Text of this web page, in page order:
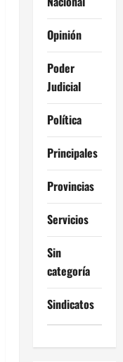
Opinión
Poder
Judicial
Política
Principales
Provincias
Servicios
Sin
categoría
Sindicatos